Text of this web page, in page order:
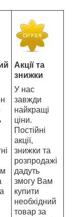
Акції та
знижки
У нас
завжди
найкращі
ціни.
Постійні
акції,
знижки та
розпродажі
дадуть
змогу Вам
купити
необхідний
товар за